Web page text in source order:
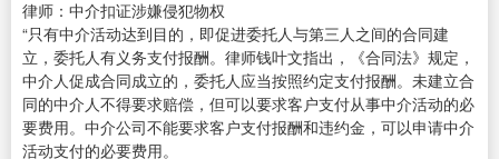
律师：中介扣证涉嫌侵犯物权
“只有中介活动达到目的，即促进委托人与第三人之间的合同建
立，委托人有义务支付报酬。律师钱叶文指出，《合同法》规定，
中介人促成合同成立的，委托人应当按照约定支付报酬。未建立合
同的中介人不得要求赔偿，但可以要求客户支付从事中介活动的必
要费用。中介公司不能要求客户支付报酬和违约金，可以申请中介
活动支付的必要费用。